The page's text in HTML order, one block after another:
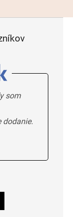
som
dodanie.